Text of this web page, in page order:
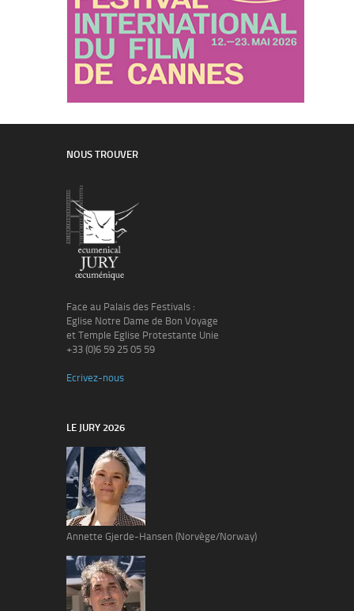
NOUS TROUVER
Face au Palais des Festivals :
Eglise Notre Dame de Bon Voyage
et Temple Eglise Protestante Unie
+33 (0)6 59 25 05 59
Ecrivez-nous
LE JURY 2026
Annette Gjerde-Hansen (Norvège/Norway)